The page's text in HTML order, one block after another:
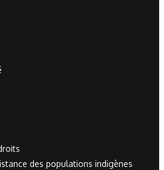
des populations indigènes